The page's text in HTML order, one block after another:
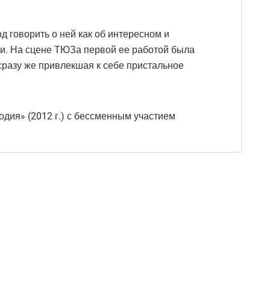
о ней как об интересном и
На сцене ТЮЗа первой ее работой была
же привлекшая к себе пристальное
(2012 г.) с бессменным участием